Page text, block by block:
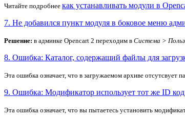
Читайте подробнее как устанавливать модули в
7. Не добавился пункт модуля в боковое меню
Решение: в админке Opencart 2 переходим в Система >
8. Ошибка: Каталог, содержащий файлы для
Эта ошибка означает, что в загружаемом архиве отсутсвует
9. Ошибка: Модификатор использует тот же ID код
Эта ошибка означает, что вы пытаетесь установить